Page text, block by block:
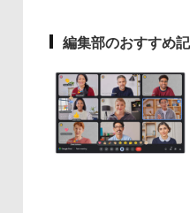
編集部のおすすめ